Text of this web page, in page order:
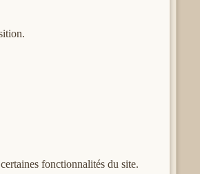
fonctionnalités du site.